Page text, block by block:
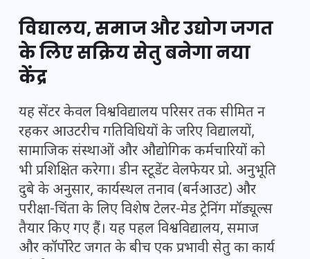
विद्यालय, समाज और उद्योग जगत
के लिए सक्रिय सेतु बनेगा नया
केंद्र
यह सेंटर केवलविश्वविद्यालयपरिसर तक सीमित न
रहकर आउटरीच गतिविधियों के जरिए विद्यालयों,
सामाजिक संस्थाओं और औद्योगिक कर्मचारियों को
भी प्रशिक्षित करेगा। डीन स्टूडेंट वेलफेयर प्रो. अनुभूति
दुबे के अनुसार, कार्यस्थल तनाव (बर्नआउट) और
परीक्षा-चिंता के लिए विशेष टेलर-मेड ट्रेनिंग मॉड्यूल्स
तैयार किए गए हैं। यह पहल विश्वविद्यालय, समाज
और कॉर्पोरेट जगत के बीच एक प्रभावी सेतु का कार्य